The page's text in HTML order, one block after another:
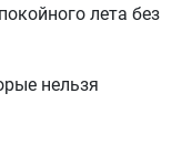
лета без
нельзя